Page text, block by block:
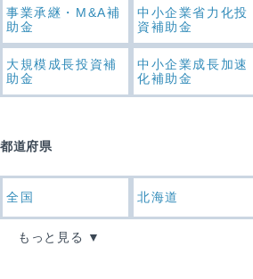
事業承継・M&A補
助金
中小企業省力化投
資補助金
大規模成長投資補
助金
中小企業成長加速
化補助金
都道府県
全国 北海道
もっと見る